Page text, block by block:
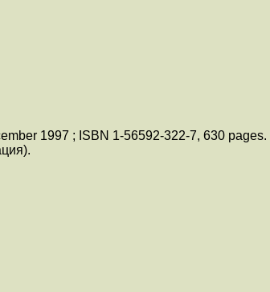
1997 ; ISBN 1-56592-322-7, 630 pages.